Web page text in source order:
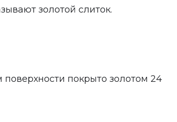
золотой слиток.
поверхности покрыто золотом 24